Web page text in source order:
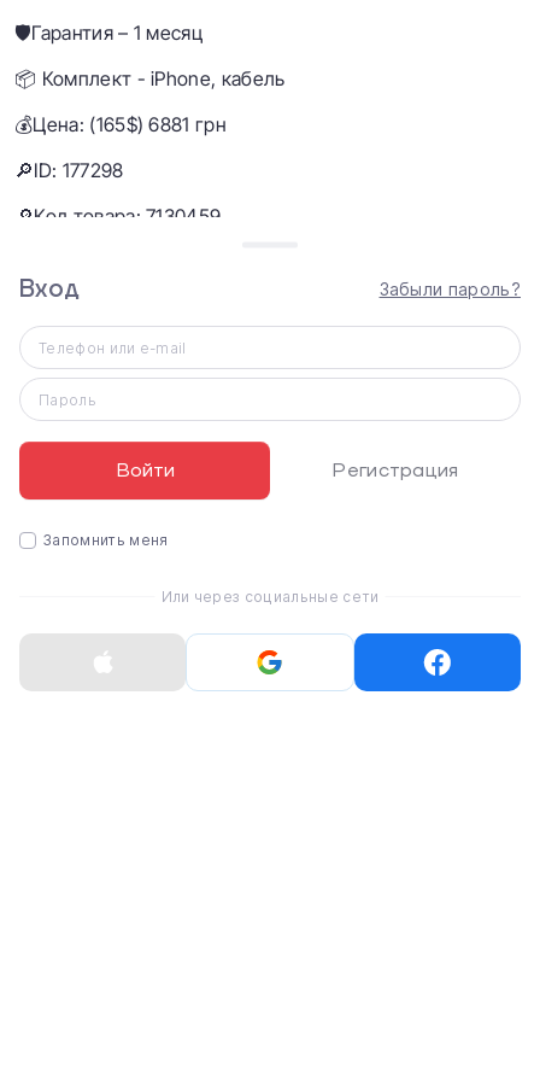
🛡Гарантия – 1 месяц
📦 Комплект - iPhone, кабель
💰Цена: (165$) 6881 грн
🔎ID: 177298
🔎Код товара: 7130459
Характеристики
Apple iPhone XR 128GB Yellow (MRYF2)
Встроенная память
128 ГБ
Оперативная память
12 Мп
Фронтальная камера
Вход Забыли пароль?
Телефон или e-mail
Пароль
Войти Регистрация
Запомнить меня
Или через социальные сети